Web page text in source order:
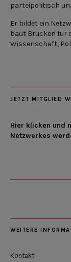
parteipolitisch
Er bildet ein
baut Brücken für
Wissenschaft,
JETZT MITGLIED
Hier klicken und
Netzwerkes
WEITERE
Kontakt